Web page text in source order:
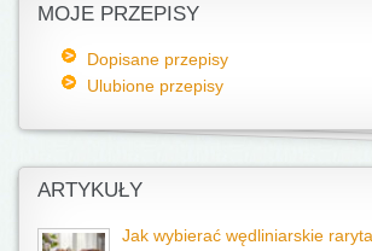
MOJE PRZEPISY
Dopisane przepisy
Ulubione przepisy
ARTYKUŁY
Jak wybierać wędliniarskie